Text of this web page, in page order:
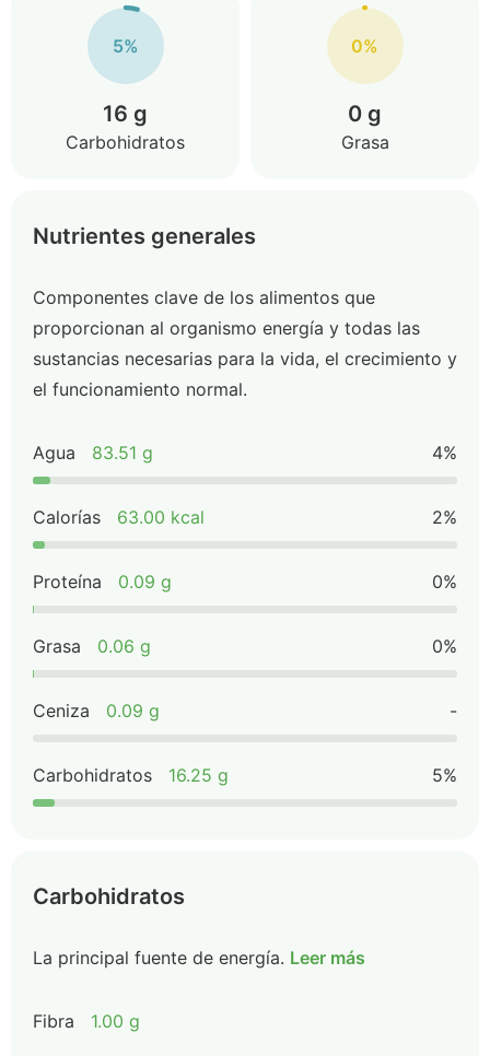
5%
16 g
Carbohidratos
0%
0 g
Grasa
Nutrientes generales
Componentes clave de los alimentos que
proporcionan al organismo energía y todas las
sustancias necesarias para la vida, el crecimiento y
el funcionamiento normal.
Agua 83.51 g 4%
Calorías 63.00 kcal 2%
Proteína 0.09 g 0%
Grasa 0.06 g 0%
Ceniza 0.09 g -
Carbohidratos 16.25 g 5%
Carbohidratos
La principal fuente de energía. Leer más
Fibra 1.00 g